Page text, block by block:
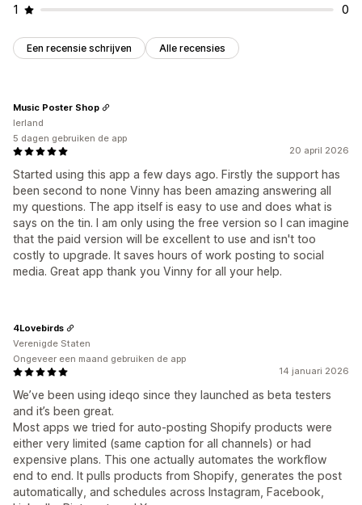
1
0
Een recensie schrijven Alle recensies
20 april 2026
Started using this app a few days ago. Firstly the support has
been second to none Vinny has been amazing answering all
my questions. The app itself is easy to use and does what is
says on the tin. I am only using the free version so I can imagine
that the paid version will be excellent to use and isn't too
costly to upgrade. It saves hours of work posting to social
media. Great app thank you Vinny for all your help.
Music Poster Shop
Ierland
5 dagen gebruiken de app
14 januari 2026
We’ve been using ideqo since they launched as beta testers
and it’s been great.
Most apps we tried for auto-posting Shopify products were
either very limited (same caption for all channels) or had
expensive plans. This one actually automates the workflow
end to end. It pulls products from Shopify, generates the post
automatically, and schedules across Instagram, Facebook,
4Lovebirds
Verenigde Staten
Ongeveer een maand gebruiken de app